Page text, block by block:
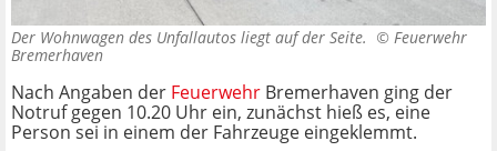
Der Wohnwagen des Unfallautos liegt auf der Seite. © Feuerwehr
Bremerhaven
Nach Angaben der Feuerwehr Bremerhaven ging der
Notruf gegen 10.20 Uhr ein, zunächst hieß es, eine
Person sei in einem der Fahrzeuge eingeklemmt.